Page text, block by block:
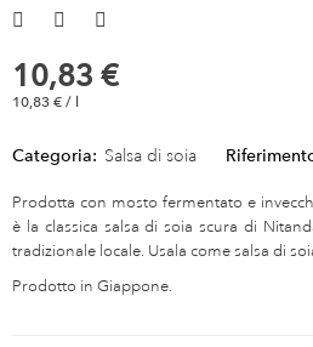
10,83 €
10,83 € / l
Categoria: Salsa di soia
Prodotta con mosto fermentato e
è la classica salsa di soia scura di
tradizionale locale. Usala come salsa di
Prodotto in Giappone.